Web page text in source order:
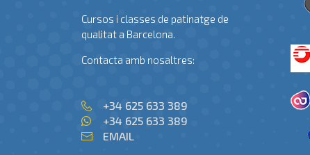
Cursos i classes de patinatge de
qualitat a Barcelona.
Contacta amb nosaltres:
+34 625 633 389
+34 625 633 389
EMAIL